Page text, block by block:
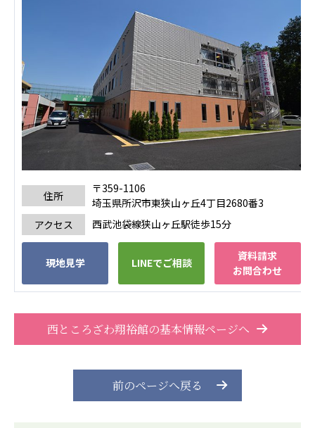
G-COM JOINT STOCK COMPANY
瀋陽長者会
上海介護施設
広州谷豊園
住所
〒359-1106
埼玉県所沢市東狭山ヶ丘4丁目2680番3
アクセス
西武池袋線狭山ヶ丘駅徒歩15分
現地見学 LINEでご相談
資料請求
お問合わせ
西ところざわ翔裕館の基本情報ページへ
前のページへ戻る